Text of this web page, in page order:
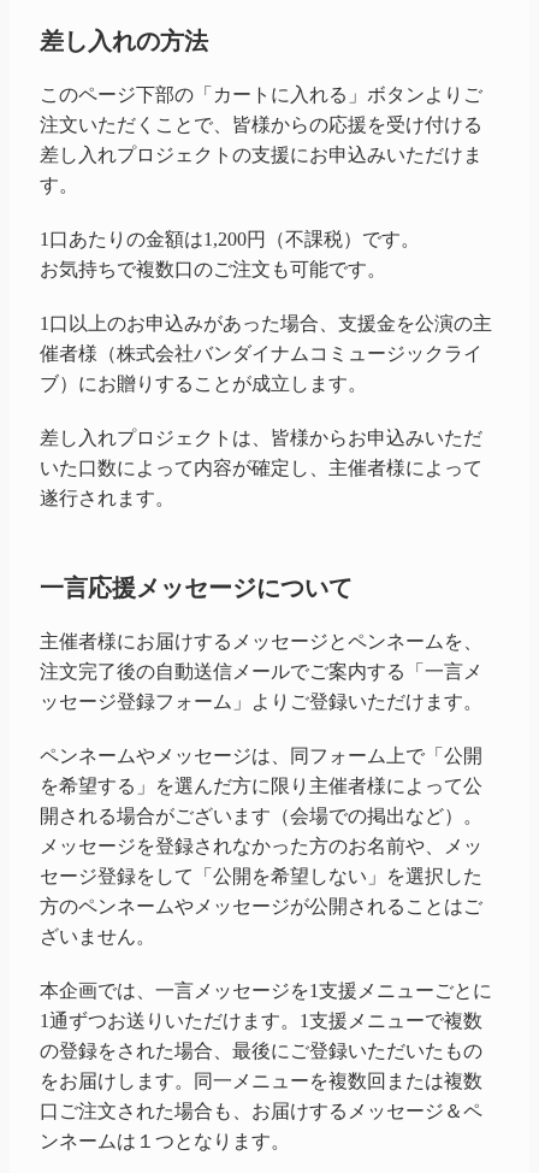
差し入れの方法
このページ下部の「カートに入れる」ボタンよりご
注文いただくことで、皆様からの応援を受け付ける
差し入れプロジェクトの支援にお申込みいただけま
す。
1口あたりの金額は1,200円（不課税）です。
お気持ちで複数口のご注文も可能です。
1口以上のお申込みがあった場合、支援金を公演の主
催者様（株式会社バンダイナムコミュージックライ
ブ）にお贈りすることが成立します。
差し入れプロジェクトは、皆様からお申込みいただ
いた口数によって内容が確定し、主催者様によって
遂行されます。
一言応援メッセージについて
主催者様にお届けするメッセージとペンネームを、
注文完了後の自動送信メールでご案内する「一言メ
ッセージ登録フォーム」よりご登録いただけます。
ペンネームやメッセージは、同フォーム上で「公開
を希望する」を選んだ方に限り主催者様によって公
開される場合がございます（会場での掲出など）。
メッセージを登録されなかった方のお名前や、メッ
セージ登録をして「公開を希望しない」を選択した
方のペンネームやメッセージが公開されることはご
ざいません。
本企画では、一言メッセージを1支援メニューごとに
1通ずつお送りいただけます。1支援メニューで複数
の登録をされた場合、最後にご登録いただいたもの
をお届けします。同一メニューを複数回または複数
口ご注文された場合も、お届けするメッセージ＆ペ
ンネームは１つとなります。